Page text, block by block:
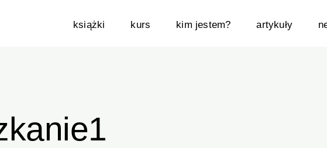
książki kurs kim jestem? artykuły